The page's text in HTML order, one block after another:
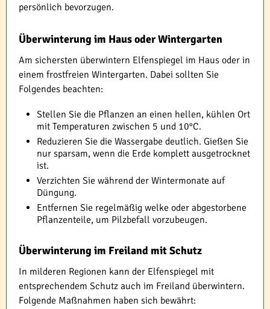
persönlich bevorzugen.
Überwinterung im Haus oder Wintergarten
Am sichersten überwintern Elfenspiegel im Haus oder in
einem frostfreien Wintergarten. Dabei sollten Sie
Folgendes beachten:
Stellen Sie die Pflanzen an einen hellen, kühlen Ort
mit Temperaturen zwischen 5 und 10°C.
Reduzieren Sie die Wassergabe deutlich. Gießen Sie
nur sparsam, wenn die Erde komplett ausgetrocknet
ist.
Verzichten Sie während der Wintermonate auf
Düngung.
Entfernen Sie regelmäßig welke oder abgestorbene
Pflanzenteile, um Pilzbefall vorzubeugen.
Überwinterung im Freiland mit Schutz
In milderen Regionen kann der Elfenspiegel mit
entsprechendem Schutz auch im Freiland überwintern.
Folgende Maßnahmen haben sich bewährt: